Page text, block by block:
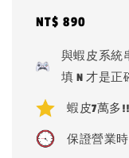
Regular
NT$ 890
與蝦皮系統
填 N 才是正
蝦皮7萬多
保證營業